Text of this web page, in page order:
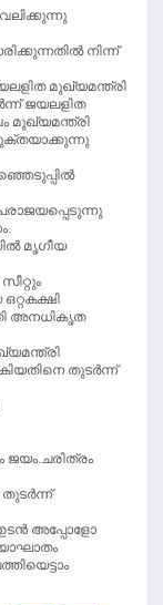
നിന്ന്
മുഖ്യമന്ത്രി
ജയലളിത
മുഖ്യമന്ത്രി
മൃഗീയ
അനധികൃത
തുടര്‍ന്ന്
ജയം.ചരിത്രം
തുടര്‍ന്ന്
ഉടന്‍ അപ്പോളോ